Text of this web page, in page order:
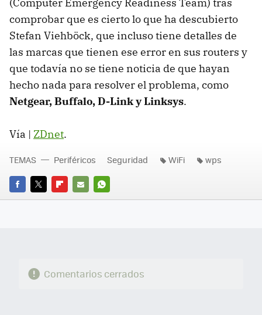
comprobar que es cierto lo que ha descubierto
Stefan Viehböck, que incluso tiene detalles de
las marcas que tienen ese error en sus routers y
que todavía no se tiene noticia de que hayan
hecho nada para resolver el problema, como
Netgear, Buffalo, D-Link y Linksys.
Vía | ZDnet.
FACEBOOK
TWITTERFLIPBOARD
E-
WHATSAPP
TEMAS Periféricos Seguridad WiFi wps
Comentarios cerrados